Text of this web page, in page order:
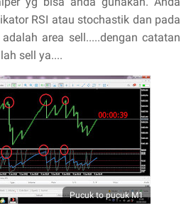
RSI atau stochastik dan pada
area sell.....dengan catatan
sell ya....
Pucuk to pucuk M1